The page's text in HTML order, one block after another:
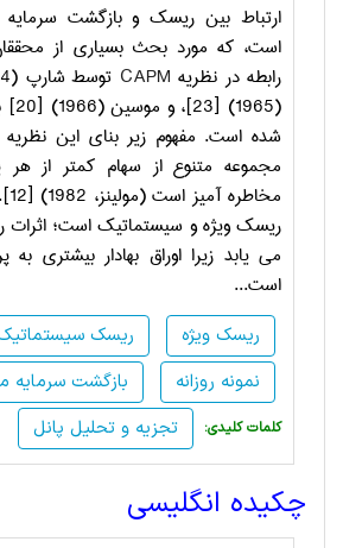
ارتباط بین ریسک و بازگشت
است، که مورد بحث بسیاری از
رابطه در نظریه CAPM
(1965) [23]، و موسین (1966) [20
[
شده است. مفهوم زیر بنای این
مجموعه متنوع از سهام کمتر از
مخاطره آمیز است (مولینز، 1982) [12].
ریسک ویژه و سیستماتیک است؛
می­ یابد زیرا اوراق بهادار بیشتری
است...
ریسک
ریسک ویژه
بازگشت سرمایه
نمونه روزانه
تجزیه و تحلیل پانل
:کلمات کلیدی
چکیده انگلیسی